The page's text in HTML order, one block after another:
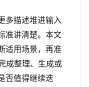
多描述堆进输入
准讲清楚。本文
适用场景，再准
成整理、生成或
否值得继续迭